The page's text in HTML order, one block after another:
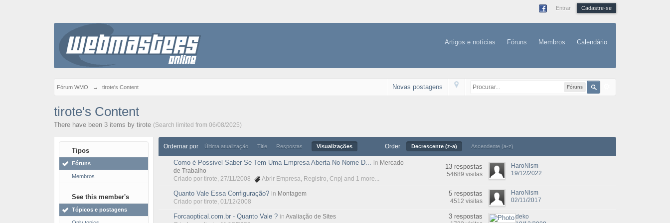
Entrar Cadastre-se
Artigos e notícias Fóruns Membros Calendário
Fórum WMO → tirote's Content Fóruns
Novas postagens
tirote's Content
There have been 3 items by tirote (Search limited from 06/08/2025)
Tipos
Fóruns
Membros
See this member's
Tópicos e postagens
Ordernar por Última atualização Title Respostas Visualizações Order Decrescente (z-a) Ascendente (a-z)
Como é Possivel Saber Se Tem Uma Empresa Aberta No Nome D... in Mercado
de Trabalho
Criado por tirote, 27/11/2008 Abrir Empresa, Registro, Cnpj and 1 more...
13 respostas
54689 visitas
HaroNism
19/12/2022
Quanto Vale Essa Configuração? in Montagem
Criado por tirote, 01/12/2008
5 respostas
4512 visitas
HaroNism
02/11/2017
Forcaoptical.com.br - Quanto Vale ? in Avaliação de Sites
3 respostas
deko